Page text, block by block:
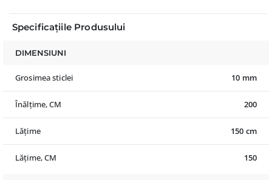
Specificațiile Produsului
DIMENSIUNI
Grosimea sticlei 10 mm
Înălțime, CM 200
Lățime 150 cm
Lățime, CM 150